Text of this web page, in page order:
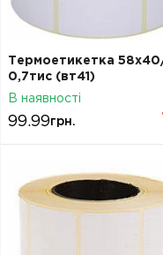
Термоетикетка
0,7тис (вт41)
В наявності
99.99грн.